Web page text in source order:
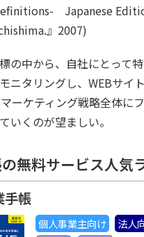
Japanese
』2007)
の中から、自社にとって
ニタリングし、WEBサイ
ーケティング戦略全体に
いくのが望ましい。
無料サービス人気
手帳
個人事業主向け
法人